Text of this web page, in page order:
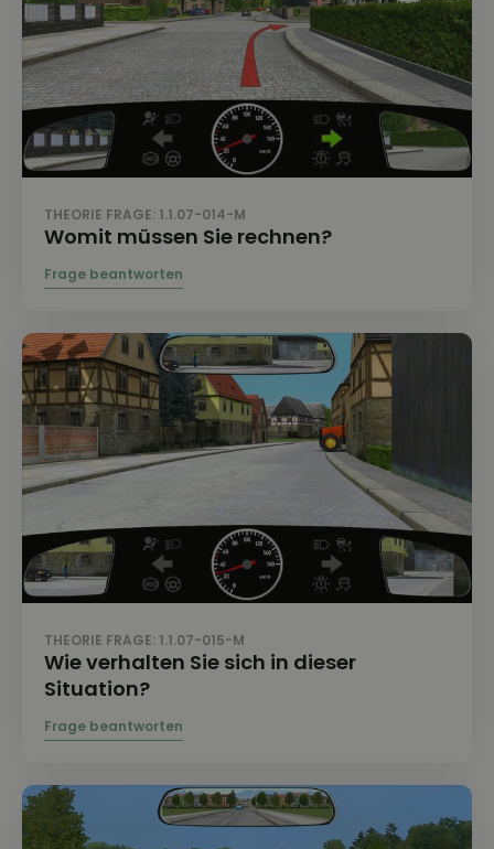
THEORIE FRAGE: 1.1.07-014-M
Womit müssen Sie rechnen?
THEORIE FRAGE: 1.1.07-015-M
Wie verhalten Sie sich in dieser
Situation?